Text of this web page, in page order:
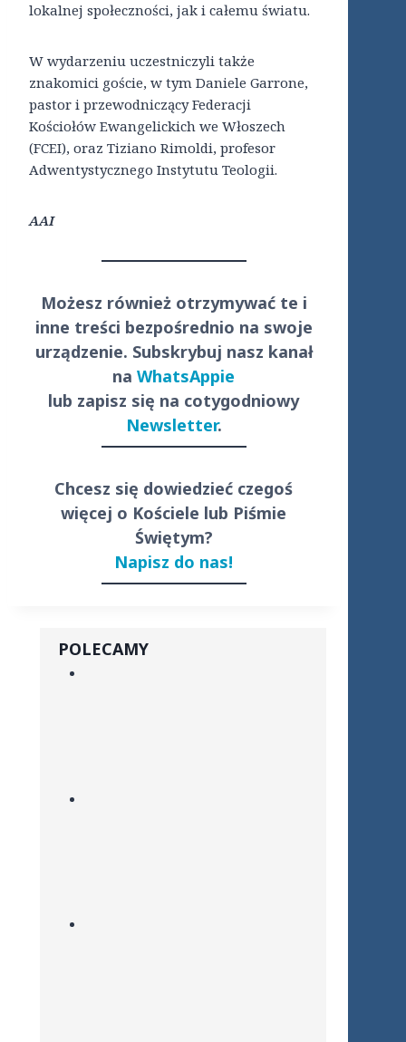
lokalnej społeczności, jak i całemu światu.
W wydarzeniu uczestniczyli także
znakomici goście, w tym Daniele Garrone,
pastor i przewodniczący Federacji
Kościołów Ewangelickich we Włoszech
(FCEI), oraz Tiziano Rimoldi, profesor
Adwentystycznego Instytutu Teologii.
AAI
Możesz również otrzymywać te i
inne treści bezpośrednio na swoje
urządzenie. Subskrybuj nasz kanał
naWhatsAppie
lub zapisz się na cotygodniowy
Newsletter.
Chcesz się dowiedzieć czegoś
więcej o Kościele lub Piśmie
Świętym?
Napisz do nas!
POLECAMY